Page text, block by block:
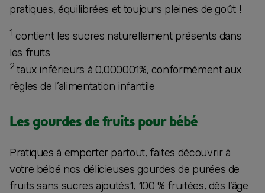
pratiques, équilibrées et toujours pleines de goût !
1 contient les sucres naturellement présents dans
les fruits
2taux inférieurs à 0,000001%, conformément aux
règles de l’alimentation infantile
Les gourdes de fruits pour bébé
Pratiques à emporter partout, faites découvrir à
votre bébé nos délicieuses gourdes de purées de
fruits sans sucres ajoutés1, 100 % fruitées, dès l’âge